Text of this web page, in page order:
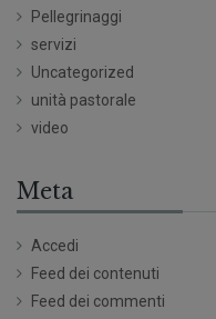
Pellegrinaggi
servizi
Uncategorized
unità pastorale
video
Meta
Accedi
Feed dei contenuti
Feed dei commenti